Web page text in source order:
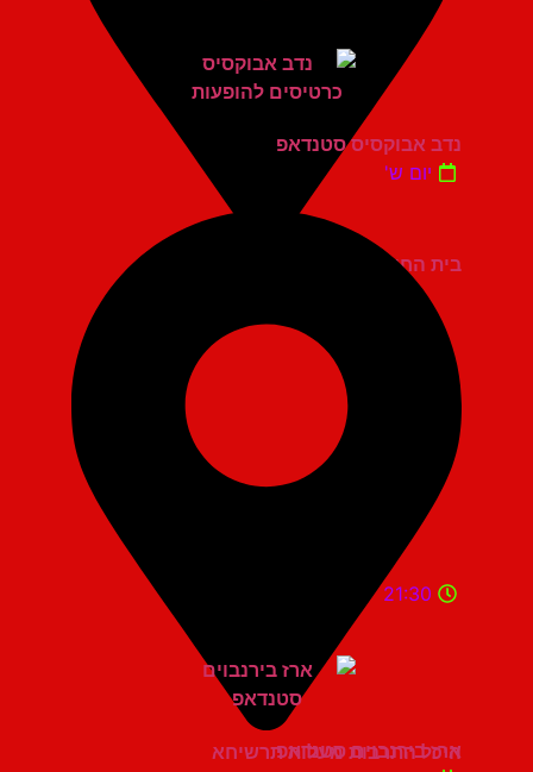
בית החייל תל אביב
נדב אבוקסיס סטנדאפ
יום ש'
היכל התרבות מעלות תרשיחא
21:30
ארז בירנבוים סטנדאפ